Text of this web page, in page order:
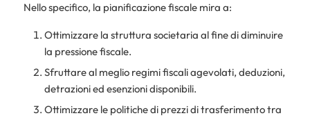
Nello specifico, la pianificazione fiscale mira a:
Ottimizzare la struttura societaria al fine di diminuire
la pressione fiscale.
Sfruttare al meglio regimi fiscali agevolati, deduzioni,
detrazioni ed esenzioni disponibili.
Ottimizzare le politiche di prezzi di trasferimento tra